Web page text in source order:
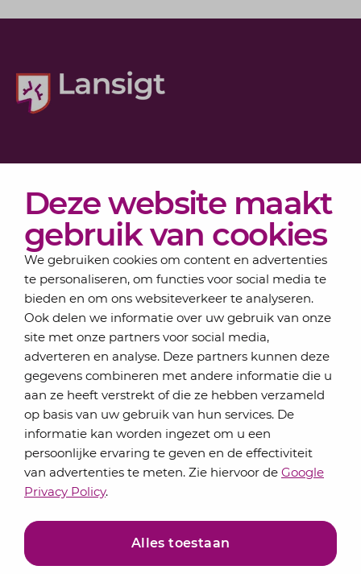
Deze website maakt
gebruik van cookies
We gebruiken cookies om content en advertenties
te personaliseren, om functies voor social media te
bieden en om ons websiteverkeer te analyseren.
Ook delen we informatie over uw gebruik van onze
site met onze partners voor social media,
adverteren en analyse. Deze partners kunnen deze
gegevens combineren met andere informatie die u
aan ze heeft verstrekt of die ze hebben verzameld
op basis van uw gebruik van hun services. De
informatie kan worden ingezet om u een
persoonlijke ervaring te geven en de effectiviteit
van advertenties te meten. Zie hiervoor de Google
Privacy Policy.
Alles toestaan
Actueel
Over Lansigt
Contact
Schrijf je in voor onze nieuwsbrief
Elke maand bundelen de adviseurs van Lansigt in
de eSigt het nieuws.
Jouw emailadres
Inschrijven